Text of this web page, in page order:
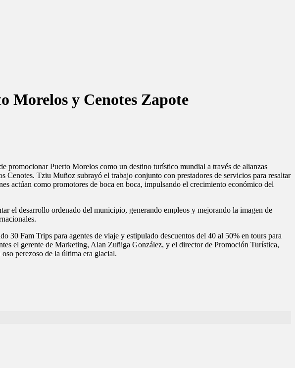
Morelos y Cenotes Zapote
Puerto Morelos como un destino turístico mundial a través de alianzas
Tziu Muñoz subrayó el trabajo conjunto con prestadores de servicios para resaltar
actúan como promotores de boca en boca, impulsando el crecimiento económico del
el desarrollo ordenado del municipio, generando empleos y mejorando la imagen de
Fam Trips para agentes de viaje y estipulado descuentos del 40 al 50% en tours para
el gerente de Marketing, Alan Zuñiga González, y el director de Promoción Turística,
perezoso de la última era glacial.